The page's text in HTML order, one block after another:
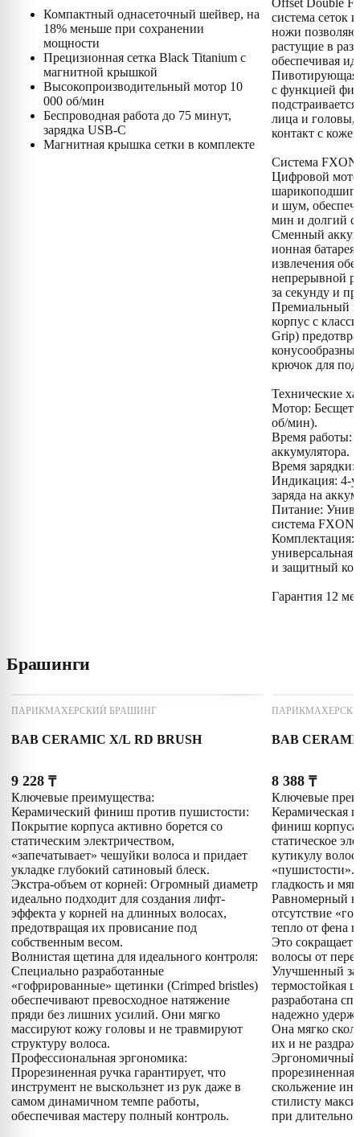
Компактный однасеточный шейвер, на
18% меньше при сохранении
мощности
Прецизионная сетка Black Titanium с
магнитной крышкой
Высокопроизводительный мотор 10
000 об/мин
Беспроводная работа до 75 минут,
зарядка USB-C
Магнитная крышка сетки в комплекте
Offset Double
система сеток
ножи
растущие в
обеспечивая
Пивотирующая
с функцией
лица и головы,
контакт с
Система
Цифровой
и шум,
мин и долгий
Сменный
ионная
извлечения
непрерывной
за секунду и
Премиальный
корпус с
Grip)
крючок для
Технические
Мотор:
об/мин).
Время работы:
аккумулятора.
Время зарядки:
Индикация: 4-
заряда на
Питание:
система
Комплектация:
универсальная
и защитный
Гарантия 12
Брашинги
ПАРИКМАХЕРСКИЙ БРАШИНГ
BAB CERAMIC X/L RD BRUSH
9 228 ₸
Ключевые преимущества:
Керамический финиш против пушистости:
Покрытие корпуса активно борется со
статическим электричеством,
«запечатывает» чешуйки волоса и придает
укладке глубокий сатиновый блеск.
Экстра-объем от корней: Огромный диаметр
идеально подходит для создания лифт-
эффекта у корней на длинных волосах,
предотвращая их провисание под
собственным весом.
Волнистая щетина для идеального контроля:
Специально разработанные
«гофрированные» щетинки (Crimped bristles)
обеспечивают превосходное натяжение
пряди без лишних усилий. Они мягко
массируют кожу головы и не травмируют
структуру волоса.
Профессиональная эргономика:
Прорезиненная ручка гарантирует, что
инструмент не выскользнет из рук даже в
самом динамичном темпе работы,
обеспечивая мастеру полный контроль.
BAB
8 388 ₸
Ключевые
Керамическая
финиш корпуса
статическое
кутикулу
«пушистости».
гладкость и
Равномерный
отсутствие
тепло от фена
Это сокращает
волосы от
Улучшенный
термостойкая
разработана
надежно
Она мягко
их и не
Эргономичный
прорезиненная
скольжение
стилисту
при